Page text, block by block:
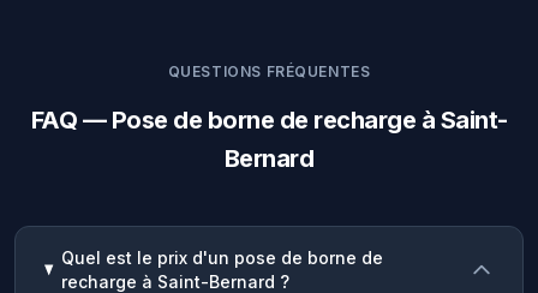
QUESTIONS FRÉQUENTES
FAQ — Pose de borne de recharge à Saint-
Bernard
Quel est le prix d'un pose de borne de
recharge à Saint-Bernard ?